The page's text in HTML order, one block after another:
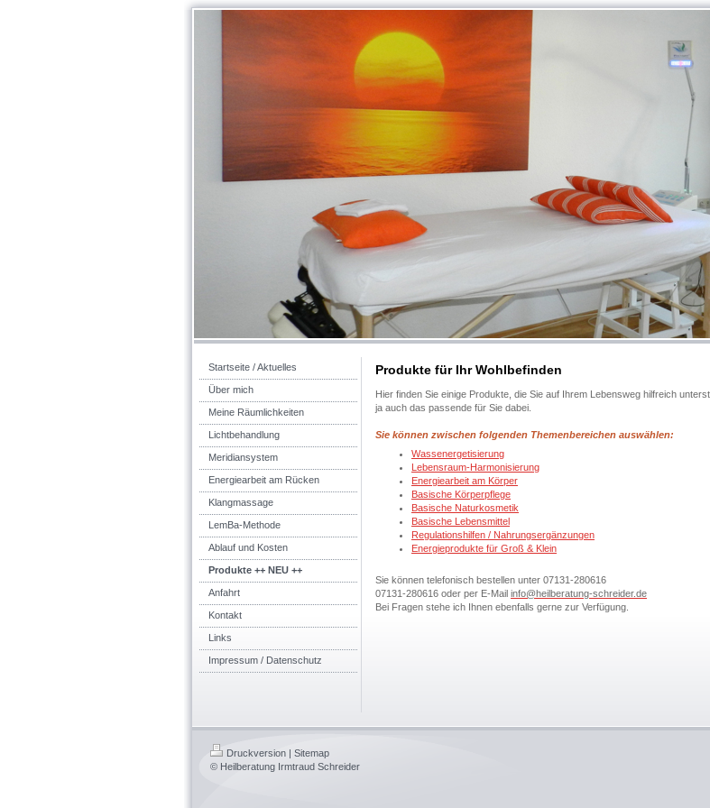
Startseite / Aktuelles
Über mich
Meine Räumlichkeiten
Lichtbehandlung
Meridiansystem
Energiearbeit am Rücken
Klangmassage
LemBa-Methode
Ablauf und Kosten
Produkte ++ NEU ++
Anfahrt
Kontakt
Links
Impressum / Datenschutz
Produkte für Ihr Wohlbefinden
Hier finden Sie einige Produkte, die Sie auf Ihrem Lebensweg hilfreich
ja auch das passende für Sie dabei.
Sie können zwischen folgenden Themenbereichen auswählen:
Wassenergetisierung
Lebensraum-Harmonisierung
Energiearbeit am Körper
Basische Körperpflege
Basische Naturkosmetik
Basische Lebensmittel
Regulationshilfen / Nahrungsergänzungen
Energieprodukte für Groß & Klein
Sie können telefonisch bestellen unter 07131-280616
07131-280616 oder per E-Mail info@heilberatung-schreider.de
Bei Fragen stehe ich Ihnen ebenfalls gerne zur Verfügung.
Druckversion | Sitemap
© Heilberatung Irmtraud Schreider